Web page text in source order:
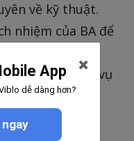
về kỹ thuật.
nhiệm của BA để
chi tiết nghiệp vụ
sẽ xảy ra nếu
App
dễ dàng hơn?